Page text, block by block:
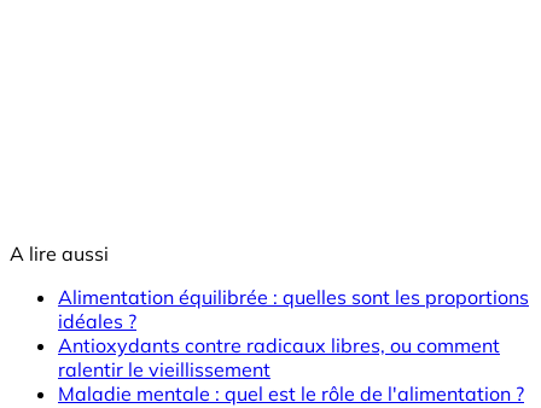
A lire aussi
Alimentation équilibrée : quelles sont les proportions
idéales ?
Antioxydants contre radicaux libres, ou comment
ralentir le vieillissement
Maladie mentale : quel est le rôle de l'alimentation ?